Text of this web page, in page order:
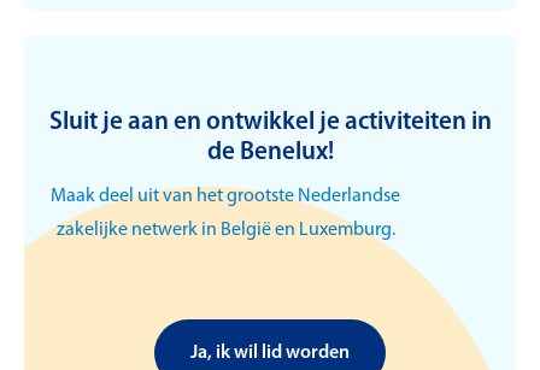
Sluit je aan en ontwikkel je activiteiten in
de Benelux!
Maak deel uit van het grootste Nederlandse
zakelijke netwerk in België en Luxemburg.
Ja, ik wil lid worden